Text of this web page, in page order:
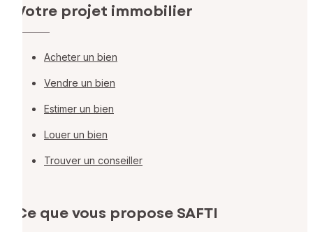
Votre projet immobilier
Acheter un bien
Vendre un bien
Estimer un bien
Louer un bien
Trouver un conseiller
Ce que vous propose SAFTI